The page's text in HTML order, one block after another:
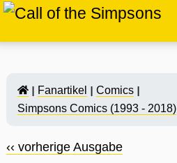
Fanartikel
Comics
Simpsons Comics (1993 - 2018)
‹‹ vorherige Ausgabe